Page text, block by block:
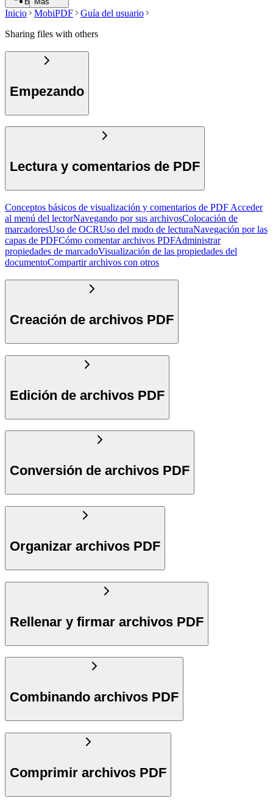
Inicio MobiPDF
Guía del usuario
Sharing files with others
Empezando
Lectura y comentarios de PDF
Conceptos básicos de visualización y comentarios de PDF Acceder
al menú del lectorNavegando por sus archivosColocación de
marcadoresUso de OCRUso del modo de lecturaNavegación por las
capas de PDFCómo comentar archivos PDFAdministrar
propiedades de marcadoVisualización de las propiedades del
documentoCompartir archivos con otros
Creación de archivos PDF
Edición de archivos PDF
Conversión de archivos PDF
Organizar archivos PDF
Rellenar y firmar archivos PDF
Combinando archivos PDF
Comprimir archivos PDF